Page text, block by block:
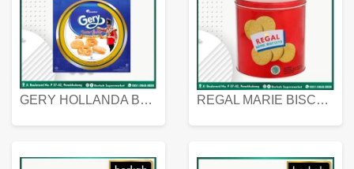
GERY HOLLANDA BUTTER COOKIES 450 GRAM REGAL MARIE BISCUIT KALENG 550 GRAM